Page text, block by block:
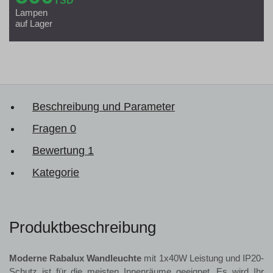
Lampen
auf Lager
Beschreibung und Parameter
Fragen 0
Bewertung 1
Kategorie
Produktbeschreibung
Moderne Rabalux Wandleuchte mit 1x40W Leistung und IP20-